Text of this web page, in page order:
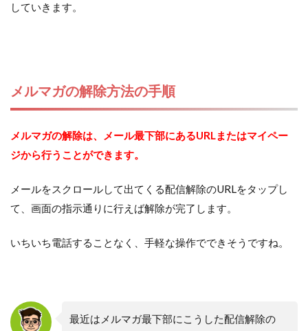
していきます。
メルマガの解除方法の手順
メルマガの解除は、メール最下部にあるURLまたはマイペー
ジから行うことができます。
メールをスクロールして出てくる配信解除のURLをタップし
て、画面の指示通りに行えば解除が完了します。
いちいち電話することなく、手軽な操作でできそうですね。
最近はメルマガ最下部にこうした配信解除の